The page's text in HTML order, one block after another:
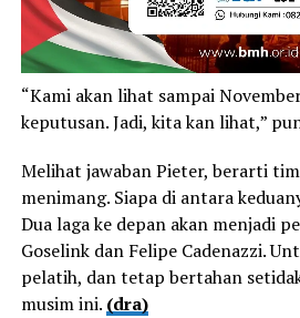
“Kami akan lihat sampai
keputusan. Jadi, kita kan lihat,”
Melihat jawaban Pieter, berarti
menimang. Siapa di antara
Dua laga ke depan akan menjadi
Goselink dan Felipe Cadenazzi.
pelatih, dan tetap bertahan
musim ini. (dra)